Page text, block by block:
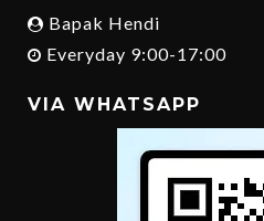
Bapak Hendi
Everyday 9:00-17:00
VIA WHATSAPP